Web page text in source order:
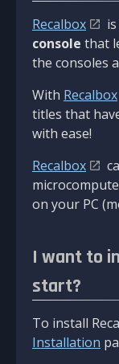
Recalbox
console that
the consoles
With Recalbox
titles that
with ease!
Recalbox
on your PC
I want to
start?
To install
Installation